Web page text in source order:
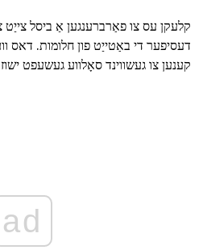
קלעקן עס צו פאַרברענגען אַ ביסל צייַט
דעסיפער די באַטייַט פון חלומות. דאס
קענען צו געשווינד סאָלווע געשעפט
ad